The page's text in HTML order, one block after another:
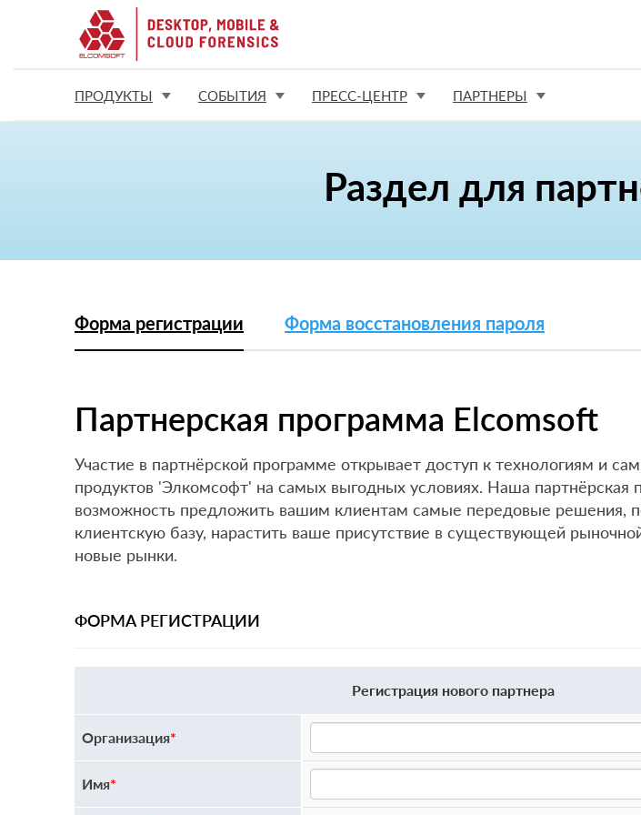
ПРОДУКТЫ СОБЫТИЯ ПРЕСС-ЦЕНТР ПАРТНЕРЫ
Раздел для
Форма регистрации Форма восстановления пароля
Партнерская программа Elcomsoft
Участие в партнёрской программе открывает доступ к технологиям и
продуктов 'Элкомсофт' на самых выгодных условиях. Наша партнёрская
возможность предложить вашим клиентам самые передовые решения,
клиентскую базу, нарастить ваше присутствие в существующей
новые рынки.
ФОРМА РЕГИСТРАЦИИ
Регистрация нового партнера
Организация*
Имя*